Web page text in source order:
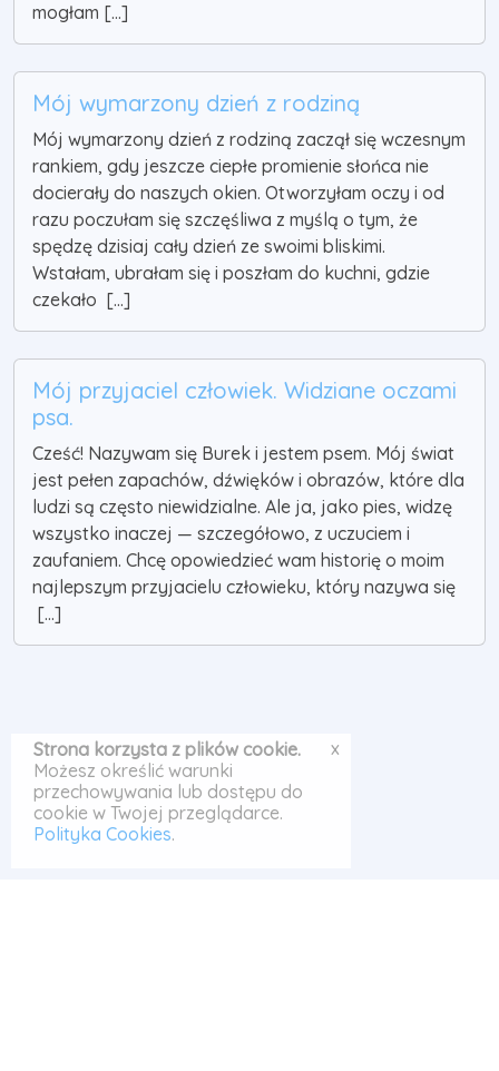
mogłam [...]
Mój wymarzony dzień z rodziną
Mój wymarzony dzień z rodziną zaczął się wczesnym
rankiem, gdy jeszcze ciepłe promienie słońca nie
docierały do naszych okien. Otworzyłam oczy i od
razu poczułam się szczęśliwa z myślą o tym, że
spędzę dzisiaj cały dzień ze swoimi bliskimi.
Wstałam, ubrałam się i poszłam do kuchni, gdzie
czekało [...]
Mój przyjaciel człowiek. Widziane oczami
psa.
Cześć! Nazywam się Burek i jestem psem. Mój świat
jest pełen zapachów, dźwięków i obrazów, które dla
ludzi są często niewidzialne. Ale ja, jako pies, widzę
wszystko inaczej — szczegółowo, z uczuciem i
zaufaniem. Chcę opowiedzieć wam historię o moim
najlepszym przyjacielu człowieku, który nazywa się
[...]
Strona korzysta z plików cookie.
Możesz określić warunki
przechowywania lub dostępu do
cookie w Twojej przeglądarce.
Polityka Cookies.
x